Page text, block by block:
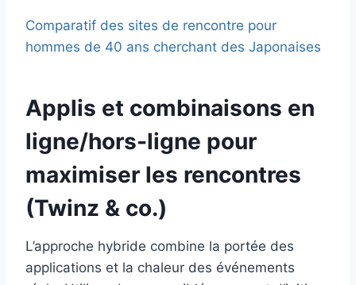
Comparatif des sites de rencontre pour
hommes de 40 ans cherchant des Japonaises
Applis et combinaisons en
ligne/hors-ligne pour
maximiser les rencontres
(Twinz & co.)
L’approche hybride combine la portée des
applications et la chaleur des événements